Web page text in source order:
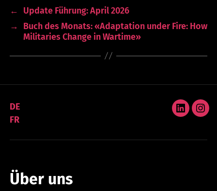
←
Update Führung: April 2026
→
Buch des Monats: «Adaptation under Fire: How
Militaries Change in Wartime»
DE
FR
LinkedIn
Über uns